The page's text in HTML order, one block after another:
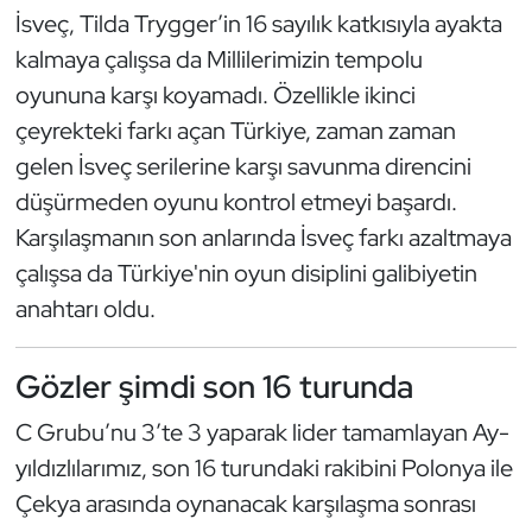
İsveç, Tilda Trygger’in 16 sayılık katkısıyla ayakta
kalmaya çalışsa da Millilerimizin tempolu
oyununa karşı koyamadı. Özellikle ikinci
çeyrekteki farkı açan Türkiye, zaman zaman
gelen İsveç serilerine karşı savunma direncini
düşürmeden oyunu kontrol etmeyi başardı.
Karşılaşmanın son anlarında İsveç farkı azaltmaya
çalışsa da Türkiye'nin oyun disiplini galibiyetin
anahtarı oldu.
Gözler şimdi son 16 turunda
C Grubu’nu 3’te 3 yaparak lider tamamlayan Ay-
yıldızlılarımız, son 16 turundaki rakibini Polonya ile
Çekya arasında oynanacak karşılaşma sonrası
Kempo
Kick Boks
Kürek
Masa Tenisi
Modern Pentatlon
Motor Sporları
Muay Thai
Okçuluk
Optimist